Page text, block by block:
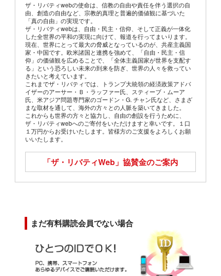
ザ・リバティwebの使命は、信教の自由や責任を伴う選択の自
由、創造の自由など、宗教的真理と普遍的価値観に基づいた
「真の自由」の実現です。
ザ・リバティwebは、自由・民主・信仰、そして正義が一体化
した全世界の平和の実現に向けて、報道を行ってまいります。
現在、世界にとって最大の脅威となっているのが、共産主義国
家・中国です。欧米諸国と連携を強めて、「自由・民主・信
仰」の価値観を広めることで、「全体主義国家が世界を支配す
る」という恐ろしい未来の到来を防ぎ、世界の人々を救ってい
きたいと考えています。
これまでザ・リバティでは、トランプ大統領の経済政策アドバ
イザーのアーサー・Ｂ・ラッファー氏、スティーブ・ムーア
氏、米アジア問題専門家のゴードン・G. チャン氏など、さまざ
まな取材を通して、海外の方々との人脈を築いてきました。
これからも世界の方々と協力し、自由の創設を行うために、
ザ・リバティwebへのご寄付をいただけますと幸いです。１口
１万円からお受けいたします。皆様方のご支援をよろしくお願
いいたします。
「ザ・リバティWeb」 協賛金のご案内
まだ有料購読会員でない場合